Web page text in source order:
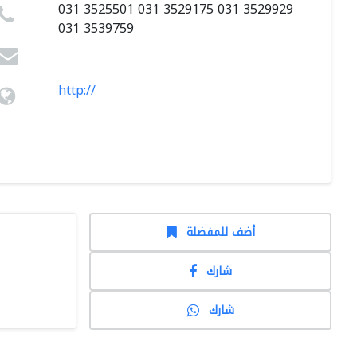
031 3525501 031 3529175 031 3529929
031 3539759
http://
أضف للمفضلة
شارك
شارك